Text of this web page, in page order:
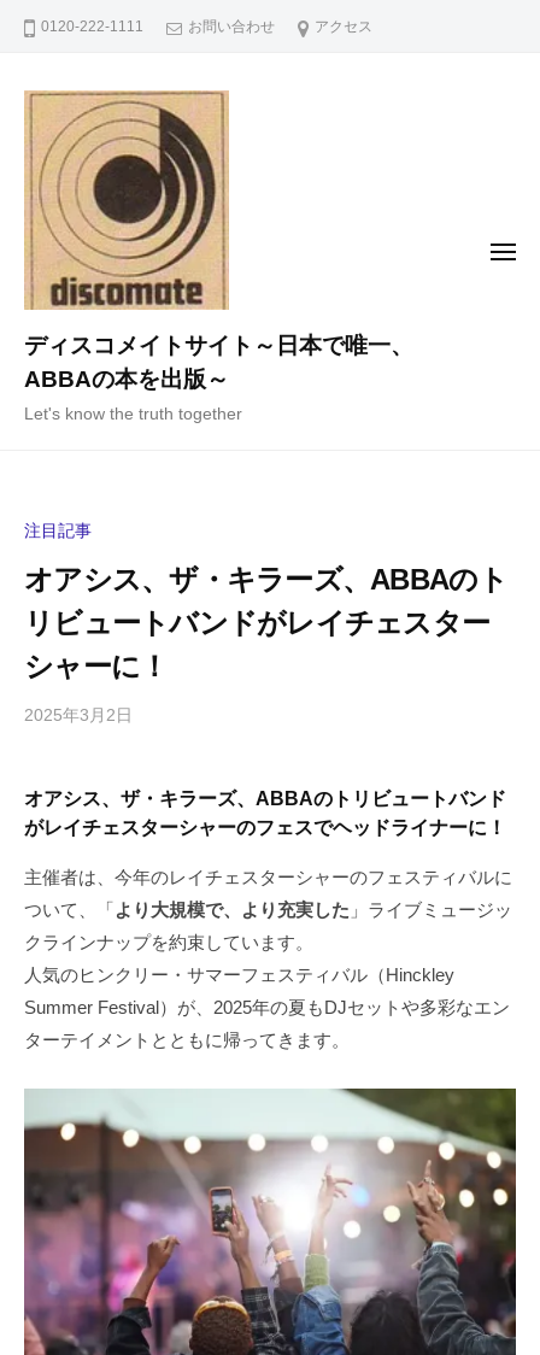
0120-222-1111 お問い合わせ アクセス
ディスコメイトサイト～日本で唯一、
ABBAの本を出版～
Let's know the truth together
メ
注目記事
オアシス、ザ・キラーズ、ABBAのト
リビュートバンドがレイチェスター
シャーに！
2025年3月2日
i
g
h
y
a
m
の
コ
ン
ト
オアシス、ザ・キラーズ、ABBAのトリビュートバンド
がレイチェスターシャーのフェスでヘッドライナーに！
主催者は、今年のレイチェスターシャーのフェスティバルに
ついて、「より大規模で、より充実した 」ライブミュージッ
クラインナップを約束しています。
人気のヒンクリー・サマーフェスティバル（Hinckley
Summer Festival）が、2025年の夏もDJセットや多彩なエン
ターテイメントとともに帰ってきます。